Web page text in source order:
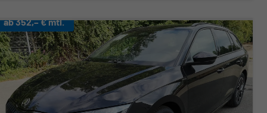
ab 352,– € mtl.